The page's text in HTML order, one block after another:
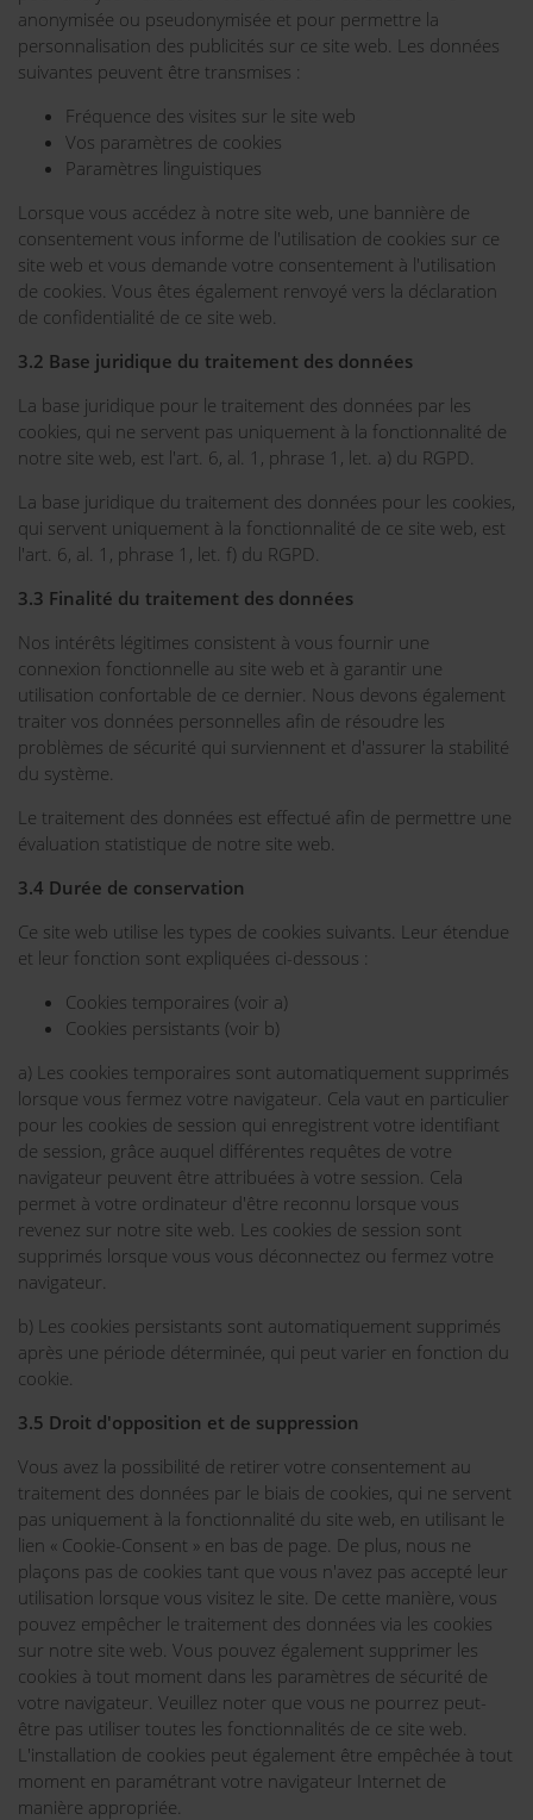
anonymisée ou pseudonymisée et pour permettre la
personnalisation des publicités sur ce site web. Les données
suivantes peuvent être transmises :
Fréquence des visites sur le site web
Vos paramètres de cookies
Paramètres linguistiques
Lorsque vous accédez à notre site web, une bannière de
consentement vous informe de l'utilisation de cookies sur ce
site web et vous demande votre consentement à l'utilisation
de cookies. Vous êtes également renvoyé vers la déclaration
de confidentialité de ce site web.
3.2 Base juridique du traitement des données
La base juridique pour le traitement des données par les
cookies, qui ne servent pas uniquement à la fonctionnalité de
notre site web, est l'art. 6, al. 1, phrase 1, let. a) du RGPD.
La base juridique du traitement des données pour les cookies,
qui servent uniquement à la fonctionnalité de ce site web, est
l'art. 6, al. 1, phrase 1, let. f) du RGPD.
3.3 Finalité du traitement des données
Nos intérêts légitimes consistent à vous fournir une
connexion fonctionnelle au site web et à garantir une
utilisation confortable de ce dernier. Nous devons également
traiter vos données personnelles afin de résoudre les
problèmes de sécurité qui surviennent et d'assurer la stabilité
du système.
Le traitement des données est effectué afin de permettre une
évaluation statistique de notre site web.
3.4 Durée de conservation
Ce site web utilise les types de cookies suivants. Leur étendue
et leur fonction sont expliquées ci-dessous :
Cookies temporaires (voir a)
Cookies persistants (voir b)
a) Les cookies temporaires sont automatiquement supprimés
lorsque vous fermez votre navigateur. Cela vaut en particulier
pour les cookies de session qui enregistrent votre identifiant
de session, grâce auquel différentes requêtes de votre
navigateur peuvent être attribuées à votre session. Cela
permet à votre ordinateur d'être reconnu lorsque vous
revenez sur notre site web. Les cookies de session sont
supprimés lorsque vous vous déconnectez ou fermez votre
navigateur.
b) Les cookies persistants sont automatiquement supprimés
après une période déterminée, qui peut varier en fonction du
cookie.
3.5 Droit d'opposition et de suppression
Vous avez la possibilité de retirer votre consentement au
traitement des données par le biais de cookies, qui ne servent
pas uniquement à la fonctionnalité du site web, en utilisant le
lien « Cookie-Consent » en bas de page. De plus, nous ne
plaçons pas de cookies tant que vous n'avez pas accepté leur
utilisation lorsque vous visitez le site. De cette manière, vous
pouvez empêcher le traitement des données via les cookies
sur notre site web. Vous pouvez également supprimer les
cookies à tout moment dans les paramètres de sécurité de
votre navigateur. Veuillez noter que vous ne pourrez peut-
être pas utiliser toutes les fonctionnalités de ce site web.
L'installation de cookies peut également être empêchée à tout
moment en paramétrant votre navigateur Internet de
manière appropriée.